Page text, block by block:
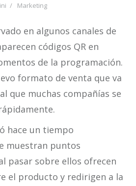
Marketing
en algunos canales de
códigos QR en
de la programación.
formato de venta que va
que muchas compañías se
hace un tiempo
muestran puntos
pasar sobre ellos ofrecen
el producto y redirigen a la